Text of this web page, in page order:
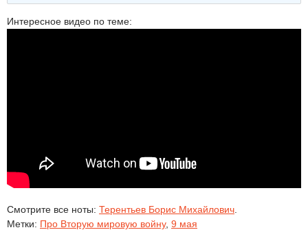
Интересное видео по теме:
Смотрите все ноты: Терентьев Борис Михайлович
Метки: Про Вторую мировую войну, 9 мая